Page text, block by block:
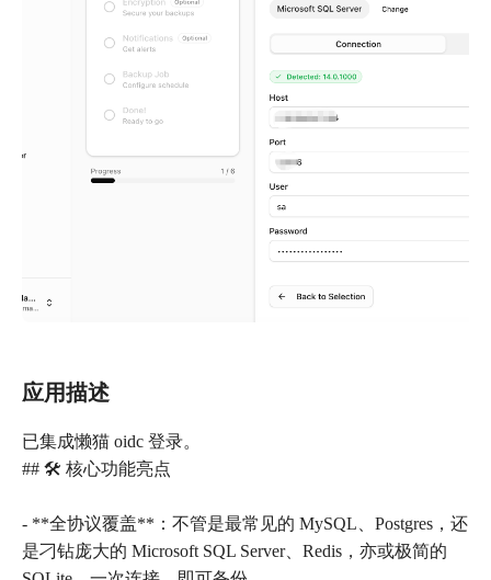
应用描述
已集成懒猫 oidc 登录。
## 🛠️ 核心功能亮点
- **全协议覆盖**：不管是最常见的 MySQL、Postgres，还
是刁钻庞大的 Microsoft SQL Server、Redis，亦或极简的